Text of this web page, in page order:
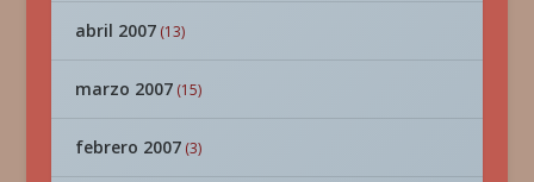
abril 2007(13)
marzo 2007(15)
febrero 2007(3)